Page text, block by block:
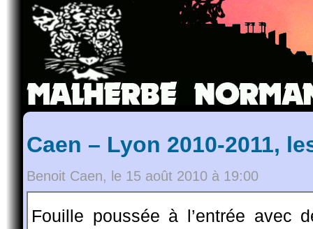
Caen – Lyon 2010-2011,
Benoit Caen, le 15 août 2010 à 19:00
Fouille poussée à l’entrée avec